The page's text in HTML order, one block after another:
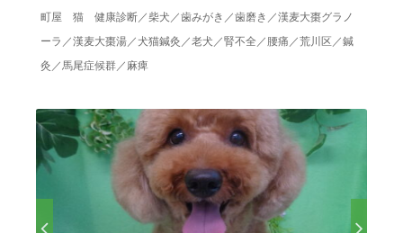
町屋 猫 健康診断／柴犬 ／歯みがき ／歯磨き ／漢麦大棗グラノ
ーラ ／漢麦大棗湯／犬猫鍼灸 ／老犬 ／腎不全 ／ 腰痛 ／荒川区 ／鍼
灸 ／馬尾症候群／ 麻痺